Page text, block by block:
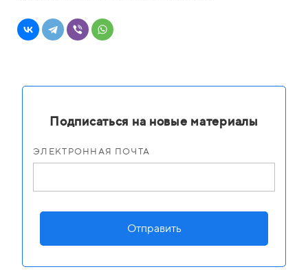
Подписаться на новые материалы
ЭЛЕКТРОННАЯ ПОЧТА
Отправить